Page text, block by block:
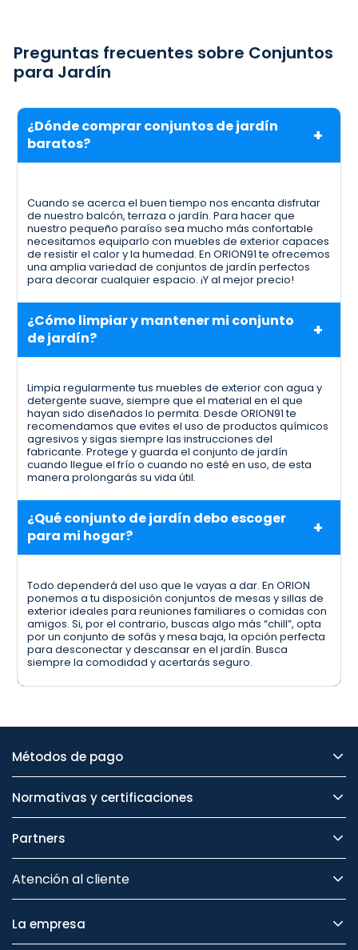
Preguntas frecuentes sobre Conjuntos
para Jardín
¿Dónde comprar conjuntos de jardín
baratos?
Cuando se acerca el buen tiempo nos encanta disfrutar
de nuestro balcón, terraza o jardín. Para hacer que
nuestro pequeño paraíso sea mucho más confortable
necesitamos equiparlo con muebles de exterior capaces
de resistir el calor y la humedad. En ORION91 te ofrecemos
una amplia variedad de conjuntos de jardín perfectos
para decorar cualquier espacio. ¡Y al mejor precio!
¿Cómo limpiar y mantener mi conjunto
de jardín?
Limpia regularmente tus muebles de exterior con agua y
detergente suave, siempre que el material en el que
hayan sido diseñados lo permita. Desde ORION91 te
recomendamos que evites el uso de productos químicos
agresivos y sigas siempre las instrucciones del
fabricante. Protege y guarda el conjunto de jardín
cuando llegue el frío o cuando no esté en uso, de esta
manera prolongarás su vida útil.
¿Qué conjunto de jardín debo escoger
para mi hogar?
Todo dependerá del uso que le vayas a dar. En ORION
ponemos a tu disposición conjuntos de mesas y sillas de
exterior ideales para reuniones familiares o comidas con
amigos. Si, por el contrario, buscas algo más “chill”, opta
por un conjunto de sofás y mesa baja, la opción perfecta
para desconectar y descansar en el jardín. Busca
siempre la comodidad y acertarás seguro.
Métodos de pago
Normativas y certificaciones
Partners
Atención al cliente
La empresa